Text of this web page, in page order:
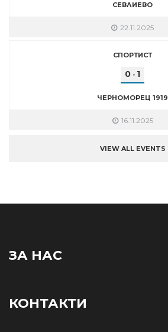
СЕВЛИЕВО
22.11.2025
СПОРТИСТ
0 - 1
ЧЕРНОМОРЕЦ 1919
16.11.2025
VIEW ALL EVENTS
ЗА НАС
КОНТАКТИ